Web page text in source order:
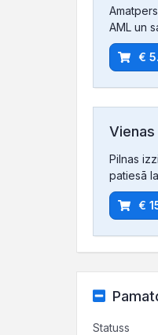
AML un
€
Pilnas
patiesā
€
Statuss